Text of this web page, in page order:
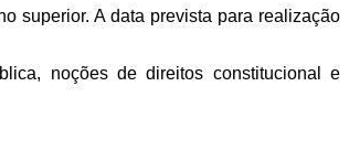
superior. A data prevista para realização
noções de direitos constitucional e